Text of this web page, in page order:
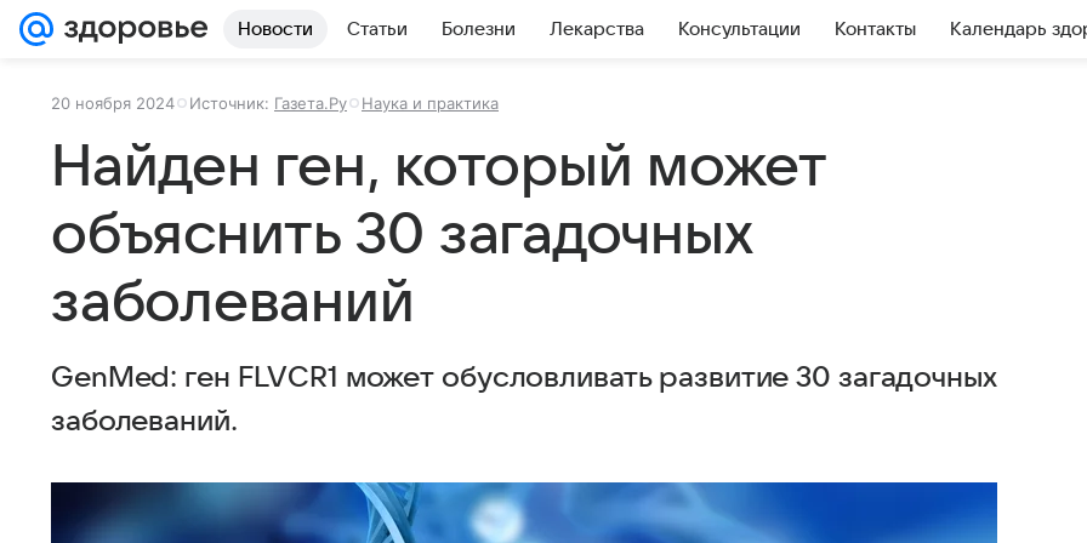
Новости Статьи Болезни Лекарства Консультации Контакты Календарь
20 ноября 2024 Источник: Газета.Ру Наука и практика
Найден ген, который может
объяснить 30 загадочных
заболеваний
GenMed: ген FLVCR1 может обусловливать развитие 30 загадочных
заболеваний.